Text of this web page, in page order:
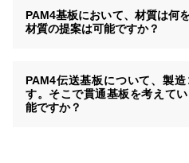
PAM4基板において、材質は何
材質の提案は可能ですか？
PAM4伝送基板について、製
す。そこで貫通基板を考えて
能ですか？